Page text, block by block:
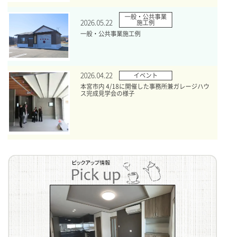
2026.05.22
一般・公共事業
施工例
一般・公共事業施工例
2026.04.22
イベント
本宮市内 4/18に開催した事務所兼ガレージハウ
ス完成見学会の様子